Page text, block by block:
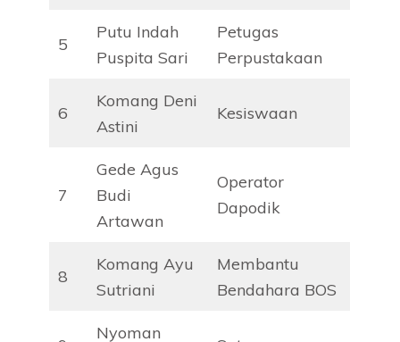
5
Putu Indah
Puspita Sari
Petugas
Perpustakaan
6
Komang Deni
Astini
Kesiswaan
7
Gede Agus
Budi
Artawan
Operator
Dapodik
8
Komang Ayu
Sutriani
Membantu
Bendahara BOS
Nyoman